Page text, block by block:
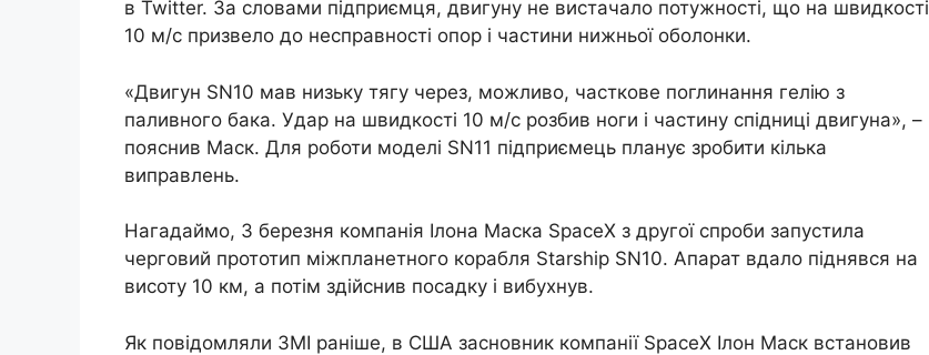
в Twitter. За словами підприємця, двигуну не вистачало потужності, що на швидкості
10 м/с призвело до несправності опор і частини нижньої оболонки.
«Двигун SN10 мав низьку тягу через, можливо, часткове поглинання гелію з
паливного бака. Удар на швидкості 10 м/с розбив ноги і частину спідниці двигуна», –
пояснив Маск. Для роботи моделі SN11 підприємець планує зробити кілька
виправлень.
Нагадаймо, 3 березня компанія Ілона Маска SpaceX з другої спроби запустила
черговий прототип міжпланетного корабля Starship SN10. Апарат вдало піднявся на
висоту 10 км, а потім здійснив посадку і вибухнув.
Як повідомляли ЗМІ раніше, в США засновник компанії SpaceX Ілон Маск встановив